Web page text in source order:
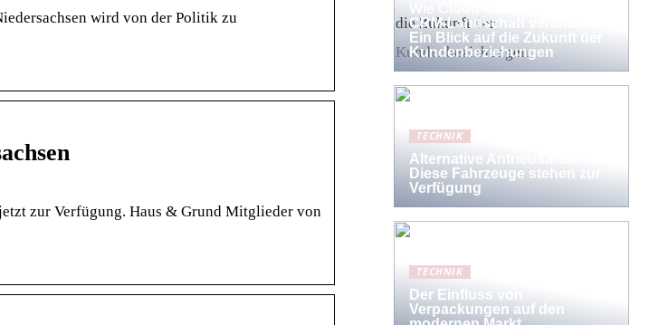
wird von der Politik zu
zur Verfügung. Haus & Grund Mitglieder von
Wie Cloud-Computing die
CRM-Landschaft verändert:
Ein Blick auf die Zukunft der
Kundenbeziehungen
TECHNIK
Alternative Antriebsarten:
Diese Fahrzeuge stehen zur
Verfügung
TECHNIK
Der Einfluss von
Verpackungen auf den